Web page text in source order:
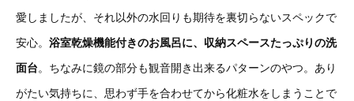
愛しましたが、それ以外の水回りも期待を裏切らないスペックで
安心。 浴室乾燥機能付きのお風呂に、収納スペースたっぷりの洗
面台。ちなみに鏡の部分も観音開き出来るパターンのやつ。あり
がたい気持ちに、思わず手を合わせてから化粧水をしまうことで